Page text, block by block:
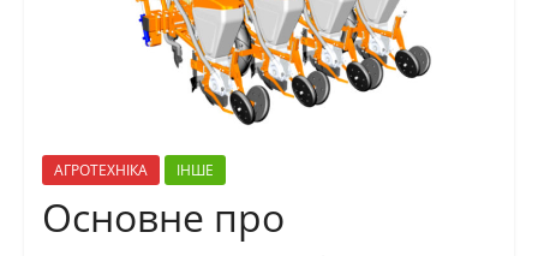
АГРОТЕХНІКА ІНШЕ
Основне про